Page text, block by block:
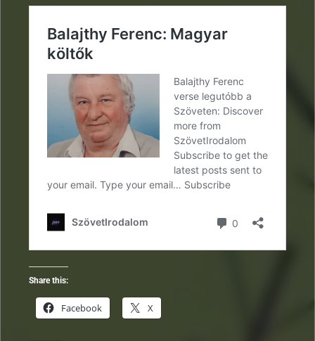
Share this:
Facebook X